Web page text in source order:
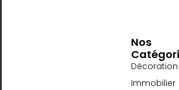
Nos
Décoration
Immobilier